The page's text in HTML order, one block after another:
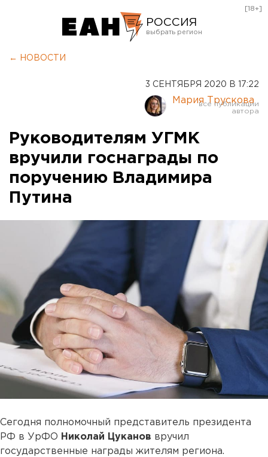
РОССИЯ
Курган
Оренбург
[18+]
← НОВОСТИ
3 СЕНТЯБРЯ 2020 В 17:22
Мария Трускова
Руководителям УГМК
вручили госнаграды по
поручению Владимира
Путина
Сегодня полномочный представитель президента
РФ в УрФО Николай Цуканов вручил
государственные награды жителям региона.